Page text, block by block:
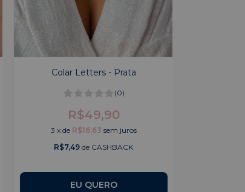
Colar Letters - Prata
(0)
R$49,90
3 x de R$16,63 sem juros
R$7,49 de CASHBACK
EU QUERO